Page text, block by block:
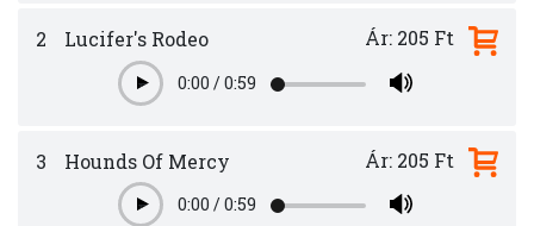
2 Lucifer's Rodeo
Play0:00 /0:59
Ár: 205 Ft
3 Hounds Of Mercy
Play0:00 /0:59
Ár: 205 Ft